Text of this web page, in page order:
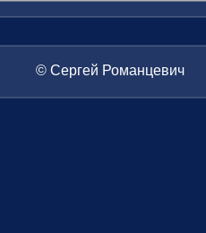
© Сергей Романцевич